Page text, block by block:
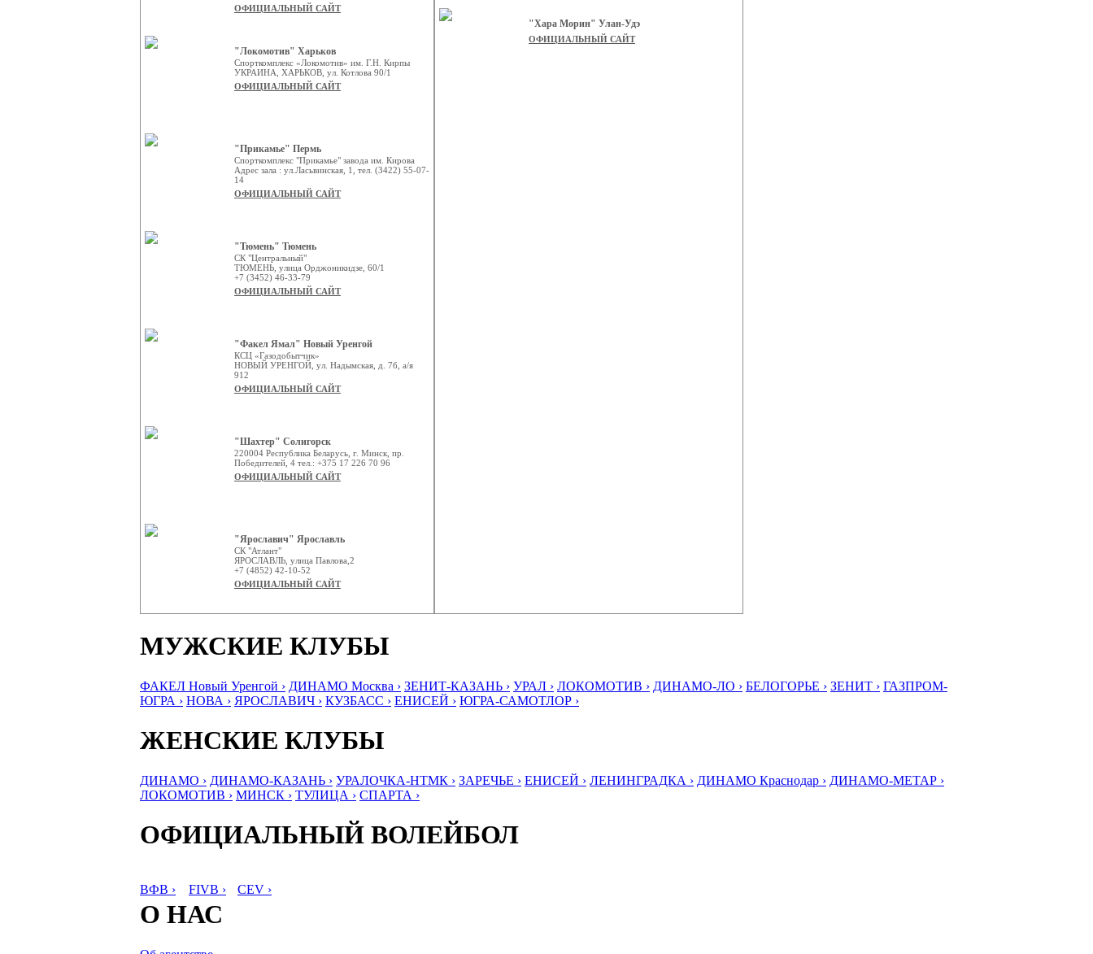
ОФИЦИАЛЬНЫЙ САЙТ
"Локомотив" Харьков
Спорткомплекс «Локомотив» им. Г.Н. Кирпы
УКРАИНА, ХАРЬКОВ, ул. Котлова 90/1
ОФИЦИАЛЬНЫЙ САЙТ
"Прикамье" Пермь
Спорткомплекс "Прикамье" завода им. Кирова
Адрес зала : ул.Ласьвинская, 1, тел. (3422) 55-07-
14
ОФИЦИАЛЬНЫЙ САЙТ
"Тюмень" Тюмень
СК "Центральный"
ТЮМЕНЬ, улица Орджоникидзе, 60/1
+7 (3452) 46-33-79
ОФИЦИАЛЬНЫЙ САЙТ
"Факел Ямал" Новый Уренгой
КСЦ «Газодобытчик»
НОВЫЙ УРЕНГОЙ, ул. Надымская, д. 7б, а/я
912
ОФИЦИАЛЬНЫЙ САЙТ
"Шахтер" Солигорск
220004 Республика Беларусь, г. Минск, пр.
Победителей, 4 тел.: +375 17 226 70 96
ОФИЦИАЛЬНЫЙ САЙТ
"Ярославич" Ярославль
СК "Атлант"
ЯРОСЛАВЛЬ, улица Павлова,2
+7 (4852) 42-10-52
ОФИЦИАЛЬНЫЙ САЙТ
"Хара Морин" Улан-Удэ
ОФИЦИАЛЬНЫЙ САЙТ
МУЖСКИЕ КЛУБЫ
ФАКЕЛ Новый Уренгой › ДИНАМО Москва › ЗЕНИТ-КАЗАНЬ › УРАЛ › ЛОКОМОТИВ › ДИНАМО-ЛО › БЕЛОГОРЬЕ › ЗЕНИТ › ГАЗПРОМ-
ЮГРА › НОВА › ЯРОСЛАВИЧ › КУЗБАСС › ЕНИСЕЙ › ЮГРА-САМОТЛОР ›
ЖЕНСКИЕ КЛУБЫ
ДИНАМО › ДИНАМО-КАЗАНЬ › УРАЛОЧКА-НТМК › ЗАРЕЧЬЕ › ЕНИСЕЙ › ЛЕНИНГРАДКА › ДИНАМО Краснодар › ДИНАМО-МЕТАР ›
ЛОКОМОТИВ › МИНСК › ТУЛИЦА › СПАРТА ›
ОФИЦИАЛЬНЫЙ ВОЛЕЙБОЛ
ВФВ › FIVB › CEV ›
О НАС